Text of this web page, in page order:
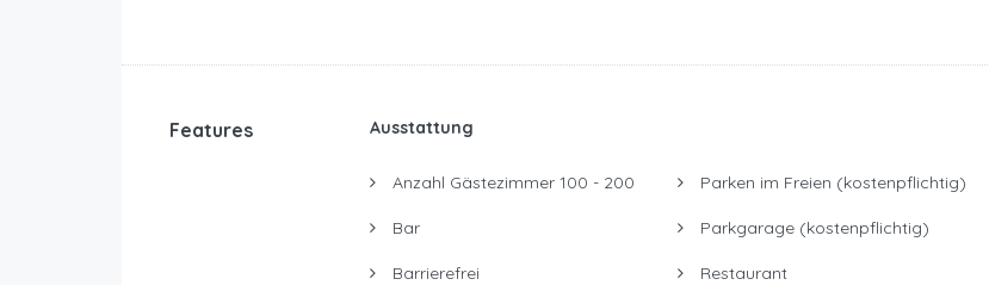
Features Ausstattung
Anzahl Gästezimmer 100 - 200
Bar
Barrierefrei
Parken im Freien (kostenpflichtig)
Parkgarage (kostenpflichtig)
Restaurant